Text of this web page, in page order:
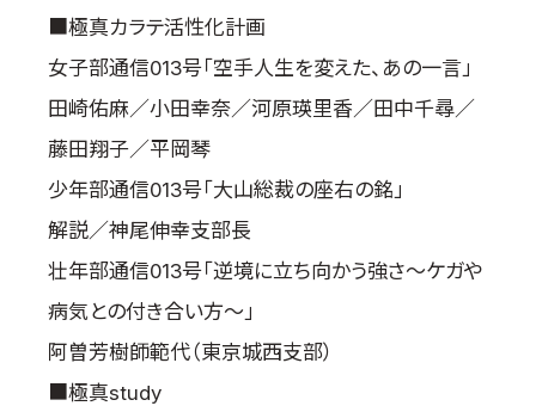
■極真カラテ活性化計画
女子部通信013号「空手人生を変えた、あの一言」
田崎佑麻／小田幸奈／河原瑛里香／田中千尋／
藤田翔子／平岡琴
少年部通信013号「大山総裁の座右の銘」
解説／神尾伸幸支部長
壮年部通信013号「逆境に立ち向かう強さ～ケガや
病気との付き合い方～」
阿曽芳樹師範代（東京城西支部）
■極真study